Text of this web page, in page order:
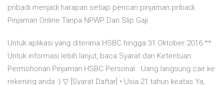
pribadi menjadi harapan setiap pencari pinjaman pribadi.
Pinjaman Online Tanpa NPWP Dan Slip Gaji
Untuk aplikasi yang diterima HSBC hingga 31 Oktober 2016 **
Untuk informasi lebih lanjut, baca Syarat dan Ketentuan
Permohonan Pinjaman HSBC Personal Uang langsung cair ke
rekening anda :) ▽ [Syarat Daftar] • Usia 21 tahun keatas Ya,